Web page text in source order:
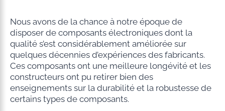
Nous avons de la chance à notre époque de
disposer de composants électroniques dont la
qualité s’est considérablement améliorée sur
quelques décennies d’expériences des fabricants.
Ces composants ont une meilleure longévité et les
constructeurs ont pu retirer bien des
enseignements sur la durabilité et la robustesse de
certains types de composants.